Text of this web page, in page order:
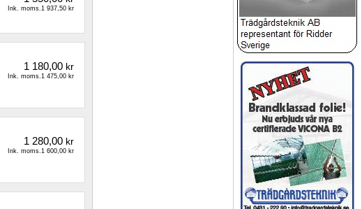
Ink. moms.1 937,50 kr
1 180,00kr
Ink. moms.1 475,00 kr
1 280,00kr
Ink. moms.1 600,00 kr